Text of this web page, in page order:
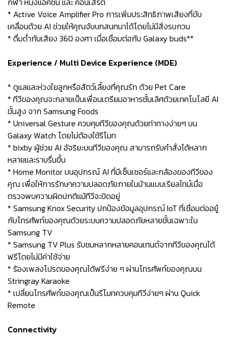
* Active Voice Amplifier Pro การเพิ่มประสิทธิภาพเสียงที่ขับ
เคลื่อนด้วย AI ช่วยให้คุณจับบทสนทนาได้โดยไม่มีสิ่งรบกวน
* ดื่มด่ำกับเสียง 360 องศา เมื่อเชื่อมต่อกับ Galaxy buds**
Experience / Multi Device Experience (MDE)
* ดูแลและห่วงใยลูกหรือสัตว์เลี้ยงที่คุณรัก ด้วย Pet Care
* ทีวีของคุณจะกลายเป็นเพื่อนเตรียมอาหารชั้นเลิศด้วยเทคโนโลยี AI
ขั้นสูง จาก Samsung Foods
* Universal Gesture ควบคุมทีวีของคุณด้วยท่าทางง่ายๆ บน
Galaxy Watch โดยไม่ต้องใช้รีโมท
* bixby ผู้ช่วย AI อัจริยะบนทีวีของคุณ สามารถรับคำสั่งได้หลาก
หลายและราบรื่นขึ้น
* Home Monitor บนอุปกรณ์ AI ที่มีเซ็นเซอร์และกล้องของทีวีของ
คุณ เพื่อให้การรักษาความปลอดภัยภายในบ้านแบบเรียลไทม์เมื่อ
ตรวจพบความผิดปกติแม้ทีวีจะปิดอยู่
* Samsung Knox Security ปกป้องข้อมูลอุปกรณ์ IoT ที่เชื่อมต่ออยู๋
กับโทรศัพท์ของคุณด้วยระบบความปลอดภัยหลายชั้นเฉพาะใน
Samsung TV
* Samsung TV Plus รับชมหลากหลายคอนเทนต์จากทีวีของคุณได้
ฟรีโดยไม่มีค่าใช้จ่าย
* ร้องเพลงโปรดของคุณได้ฟรีง่าย ๆ ผ่านโทรศัพท์ของคุณบน
Stringray Karaoke
* เปลี่ยนโทรศัพท์ของคุณเป็นรีโมทควบคุมทีวีง่ายๆ ผ่าน Quick
Remote
Connectivity